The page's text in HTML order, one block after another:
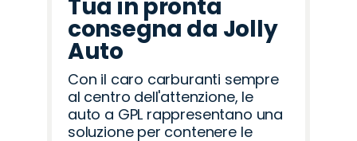
Tua in pronta
consegna da Jolly
Auto
Con il caro carburanti sempre
al centro dell'attenzione, le
auto a GPL rappresentano una
soluzione per contenere le